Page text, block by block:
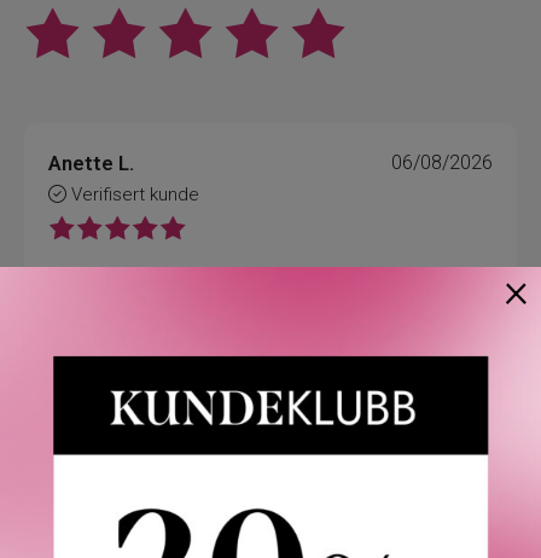
Anette L.
Verifisert kunde
06/08/2026
Topp
Fredrik & Louisa
×